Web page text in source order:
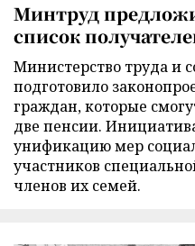
Минтруд
список
Министерство труда и
подготовило
граждан, которые
две пенсии.
унификацию мер
участников
членов их семей.